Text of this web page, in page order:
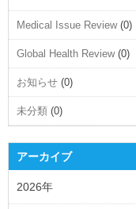
Medical Issue Review(0)
Global Health Review(0)
お知らせ (0)
未分類 (0)
アーカイブ
2026年